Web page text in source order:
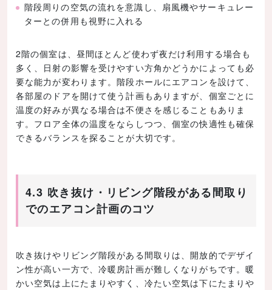
階段周りの空気の流れを意識し、扇風機やサーキュレー
ターとの併用も視野に入れる
2階の個室は、昼間ほとんど使わず夜だけ利用する場合も
多く、日射の影響を受けやすい方角かどうかによっても必
要な能力が変わります。階段ホールにエアコンを設けて、
各部屋のドアを開けて使う計画もありますが、個室ごとに
温度の好みが異なる場合は不便さを感じることもありま
す。フロア全体の温度をならしつつ、個室の快適性も確保
できるバランスを探ることが大切です。
4.3 吹き抜け・リビング階段がある間取り
でのエアコン計画のコツ
吹き抜けやリビング階段がある間取りは、開放的でデザイ
ン性が高い一方で、冷暖房計画が難しくなりがちです。暖
かい空気は上にたまりやすく、冷たい空気は下にたまりや